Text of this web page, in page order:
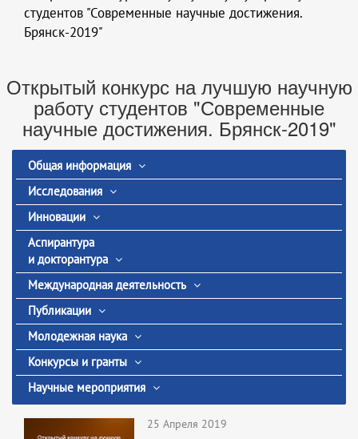
студентов "Современные научные достижения.
Брянск-2019"
Открытый конкурс на лучшую научную
работу студентов "Современные
научные достижения. Брянск-2019"
Общая информация
Исследования
Инновации
Аспирантура
и докторантура
Международная деятельность
Публикации
Молодежная наука
Конкурсы и гранты
Научные мероприятия
25 Апреля 2019